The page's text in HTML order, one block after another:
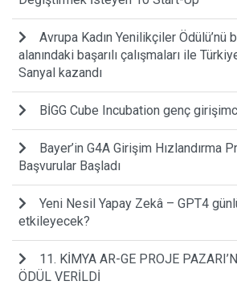
Avrupa Kadın Yenilikçiler Ödülü’nü
alanındaki başarılı çalışmaları ile
Sanyal kazandı
BİGG Cube Incubation genç
Bayer’in G4A Girişim Hızlandırma
Başvurular Başladı
Yeni Nesil Yapay Zekâ – GPT4
etkileyecek?
11. KİMYA AR-GE PROJE
ÖDÜL VERİLDİ